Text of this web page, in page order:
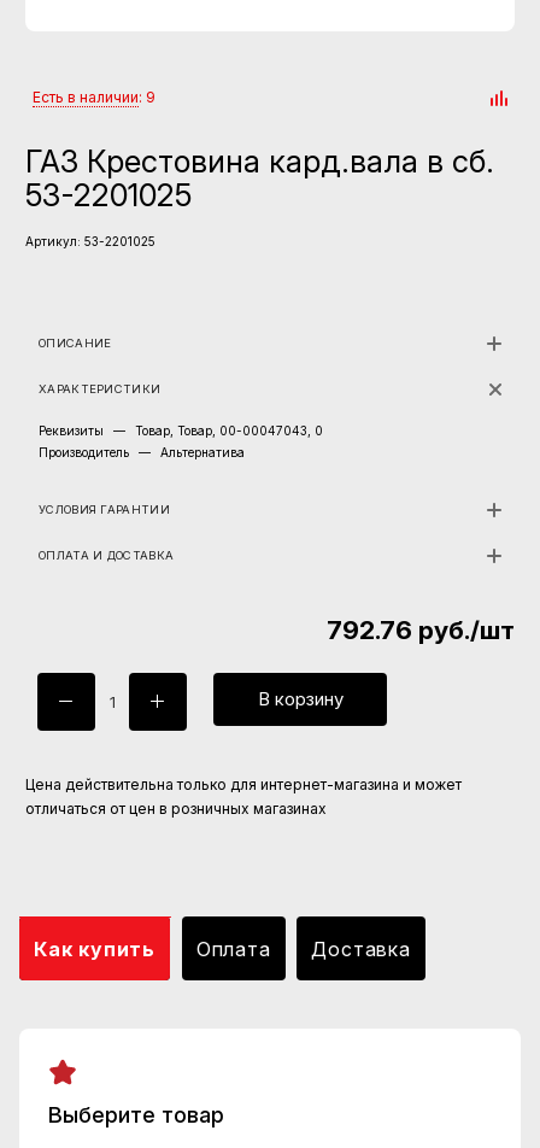
Есть в наличии: 9
ГАЗ Крестовина кард.вала в сб.
53-2201025
Артикул: 53-2201025
ОПИСАНИЕ
ХАРАКТЕРИСТИКИ
Реквизиты —
Товар, Товар, 00-00047043, 0
Производитель
— Альтернатива
УСЛОВИЯ ГАРАНТИИ
ОПЛАТА И ДОСТАВКА
792.76 руб./шт
В корзину
Цена действительна только для интернет-магазина и может
отличаться от цен в розничных магазинах
Как купить Оплата Доставка
Выберите товар